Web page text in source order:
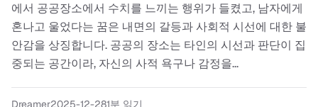
에서 공공장소에서 수치를 느끼는 행위가 들켰고, 남자에게
혼나고 울었다는 꿈은 내면의 갈등과 사회적 시선에 대한 불
안감을 상징합니다. 공공의 장소는 타인의 시선과 판단이 집
중되는 공간이라, 자신의 사적 욕구나 감정을...
Dreamer2025-12-281분 읽기